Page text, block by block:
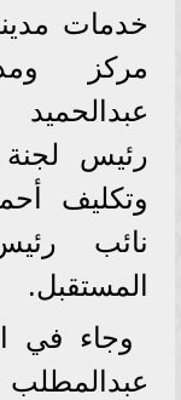
خدمات
مركز
رئيس
وتكليف
نائب
المستقبل.
وجاء في